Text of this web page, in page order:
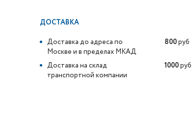
ДОСТАВКА
Доставка до адреса по
Москве и в пределах МКАД
800руб
Доставка на склад
транспортной компании
1000руб